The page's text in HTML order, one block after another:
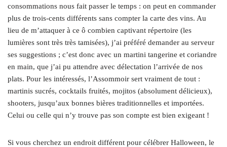
consommations nous fait passer le temps : on peut en commander
plus de trois-cents différents sans compter la carte des vins. Au
lieu de m’attaquer à ce ô combien captivant répertoire (les
lumières sont très très tamisées), j’ai préféré demander au serveur
ses suggestions ; c’est donc avec un martini tangerine et coriandre
en main, que j’ai pu attendre avec délectation l’arrivée de nos
plats. Pour les intéressés, l’Assommoir sert vraiment de tout :
martinis sucrés, cocktails fruités, mojitos (absolument délicieux),
shooters, jusqu’aux bonnes bières traditionnelles et importées.
Celui ou celle qui n’y trouve pas son compte est bien exigeant !
Si vous cherchez un endroit différent pour célébrer Halloween, le